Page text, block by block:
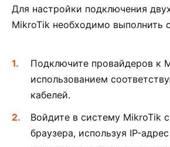
Для настройки подключения
MikroTik необходимо выполнить
Подключите провайдеров к
использованием
кабелей.
Войдите в систему MikroTik
браузера, используя IP-